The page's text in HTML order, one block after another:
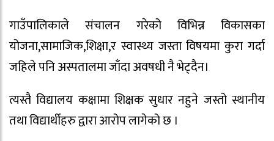
गाउँपालिकाले संचालन गरेको विभिन्न विकासका
योजना,सामाजिक,शिक्षा,र स्वास्थ्य जस्ता विषयमा कुरा गर्दा
जहिले पनि अस्पतालमा जाँदा अवषधी नै भेट्दैन।
त्यस्तै विद्यालय कक्षामा शिक्षक सुधार नहुने जस्तो स्थानीय
तथा विद्यार्थीहरु द्वारा आरोप लागेको छ ।